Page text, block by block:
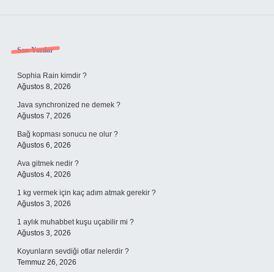
Sidebar
Son Yazılar
Sophia Rain kimdir ?
Ağustos 8, 2026
Java synchronized ne demek ?
Ağustos 7, 2026
Bağ kopması sonucu ne olur ?
Ağustos 6, 2026
Ava gitmek nedir ?
Ağustos 4, 2026
1 kg vermek için kaç adım atmak gerekir ?
Ağustos 3, 2026
1 aylık muhabbet kuşu uçabilir mi ?
Ağustos 3, 2026
Koyunların sevdiği otlar nelerdir ?
Temmuz 26, 2026